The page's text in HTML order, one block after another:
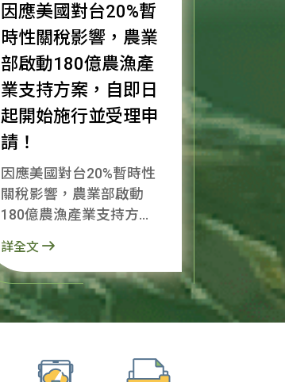
因應美國對台20%暫
時性關稅影響，農業
部啟動180億農漁產
業支持方案，自即日
起開始施行並受理申
請！
因應美國對台20%暫時性
關稅影響，農業部啟動
180億農漁產業支持方
受理申請！ 為了協助產業
鞏固辛苦經營多年的成
果，並持續拓展美國市
場，農業部於4月提出3大
案，內容包含從生產到外
詳全文